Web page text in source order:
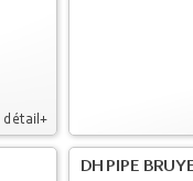
détail+
DH PIPE